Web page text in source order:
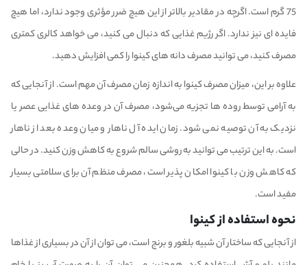
75 گرم است. اگرچه در مقادیر بالاتر از این هیچ ضرر مؤثری وجود ندارد، اما هیچ
فایده ای نیز ندارد. اگر رژیم غذایی که دنبال می کنید، می خواهد کالری کمتری
مصرف کنید، می توانید مصرف دانه های کینوا را کمی افزایش دهید.
علاوه بر این، میزان مصرف کینوا به اندازه زمان مصرف آن مهم است. از آنجایی که
به آرامی توسط روده ها تجزیه می‌شود، مصرف آن در وعده های غذایی عصر یا
نزدیک به آن توصیه نمی شود. زمان ایده آل ناهار و میان وعده بعد از ناهار
است. به این ترتیب می توانید به روشی سالم شروع به کاهش وزن کنید. در حالی
که کاهش وزن با کینوا امکان پذیر است، مصرف منظم آن برای سلامتی بسیار
مفید است.
نحوه استفاده از کینوا
از آنجایی که ساختار آن شبیه بلغور و برنج است، می توان از آن در بسیاری از غذاها